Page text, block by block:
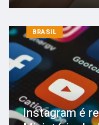
BRASIL
Instagram é